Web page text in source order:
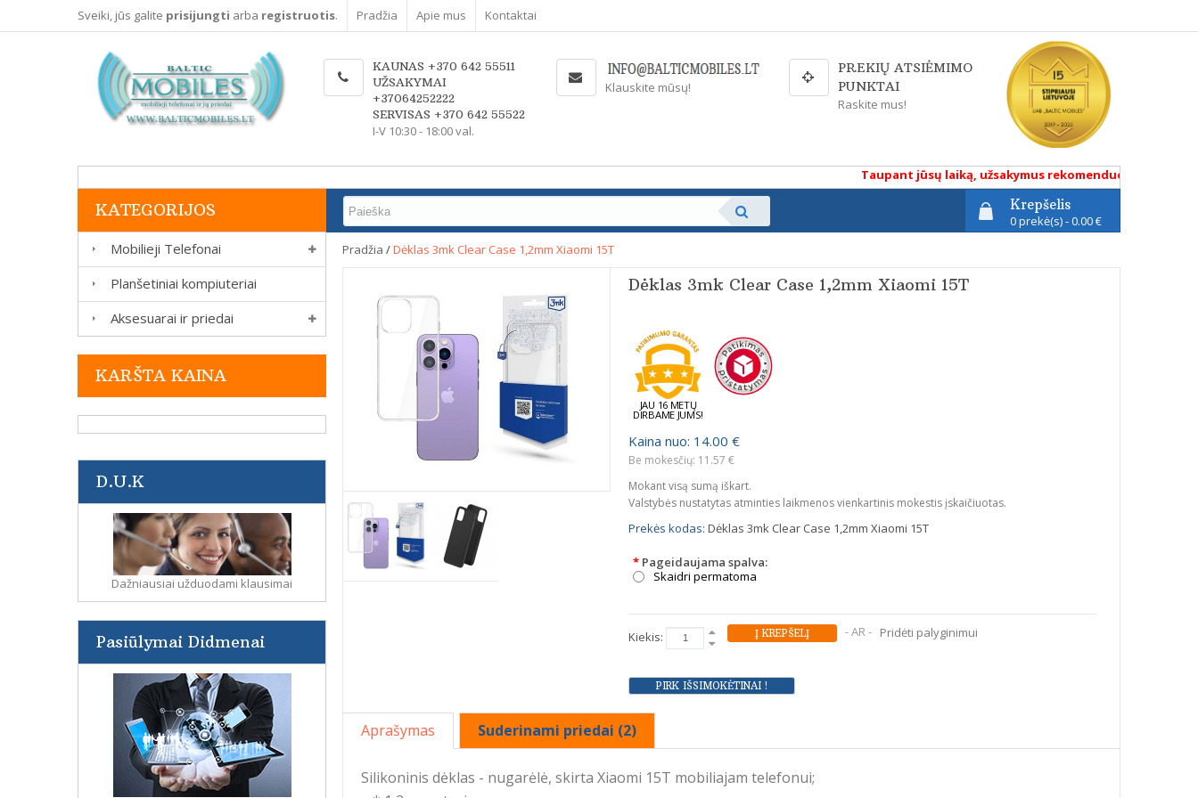
Sveiki, jūs galite prisijungti arba registruotis. Pradžia Apie mus Kontaktai
KAUNAS +370 642 55511
UŽSAKYMAI
+37064252222
SERVISAS +370 642 55522
I-V 10:30 - 18:00 val.
Klauskite mūsų!
PREKIŲ ATSIĖMIMO
PUNKTAI
Raskite mus!
Taupant jūsų laiką, užsakymus rekomenduojame atlikti
Krepšelis
0 prekė(s) - 0.00 €
KATEGORIJOS
Mobilieji Telefonai
Planšetiniai kompiuteriai
Aksesuarai ir priedai
KARŠTA KAINA
D.U.K
Dažniausiai užduodami klausimai
Pasiūlymai Didmenai
Pradžia /Dėklas 3mk Clear Case 1,2mm Xiaomi 15T
Dėklas 3mk Clear Case 1,2mm Xiaomi 15T
JAU 16 METŲ
DIRBAME JUMS!
Kaina nuo: 14.00 €
Be mokesčių: 11.57 €
Mokant visą sumą iškart.
Valstybės nustatytas atminties laikmenos vienkartinis mokestis įskaičiuotas.
Prekės kodas: Dėklas 3mk Clear Case 1,2mm Xiaomi 15T
* Pageidaujama spalva:
Skaidri permatoma
Kiekis: - AR - Pridėti palyginimui
Aprašymas Suderinami priedai (2)
Silikoninis dėklas - nugarėlė, skirta Xiaomi 15T mobiliajam telefonui;